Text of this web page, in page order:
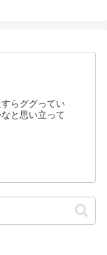
らググってい
と思い立って